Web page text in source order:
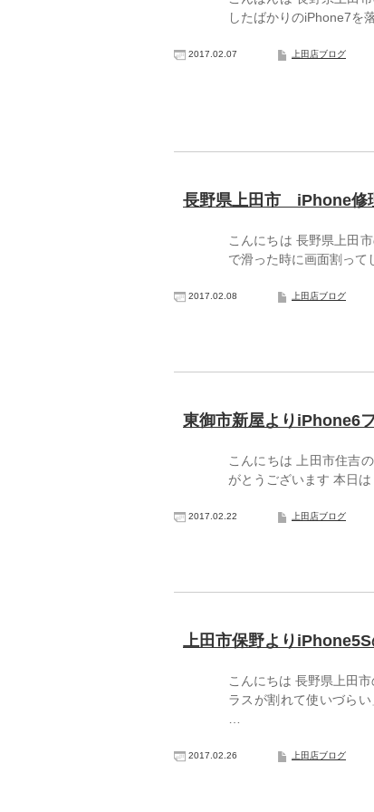
したばかりのiPhone7を
2017.02.07 上田店ブログ
長野県上田市 iPhone修
こんにちは 長野県上田
で滑った時に画面割って
2017.02.08 上田店ブログ
東御市新屋よりiPhone6
こんにちは 上田市住吉
がとうございます 本日
2017.02.22 上田店ブログ
上田市保野より
こんにちは 長野県上田
ラスが割れて使いづら
2017.02.26 上田店ブログ